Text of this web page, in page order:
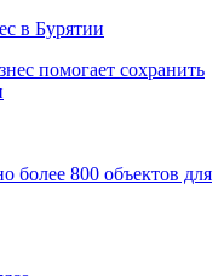
в Бурятии
помогает сохранить
более 800 объектов для